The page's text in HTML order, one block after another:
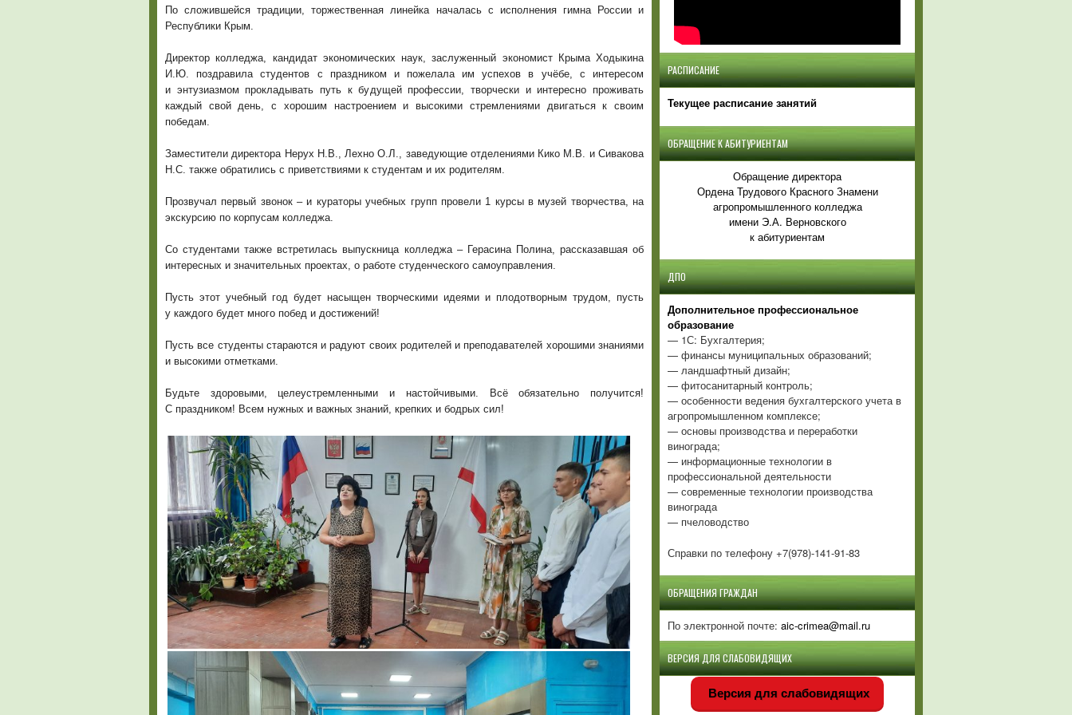
По сложившейся традиции, торжественная линейка началась с исполнения гимна России и
Республики Крым.
Директор колледжа, кандидат экономических наук, заслуженный экономист Крыма Ходыкина
И.Ю. поздравила студентов с праздником и пожелала им успехов в учёбе, с интересом
и энтузиазмом прокладывать путь к будущей профессии, творчески и интересно проживать
каждый свой день, с хорошим настроением и высокими стремлениями двигаться к своим
победам.
Заместители директора Нерух Н.В., Лехно О.Л., заведующие отделениями Кико М.В. и Сивакова
Н.С. также обратились с приветствиями к студентам и их родителям.
Прозвучал первый звонок – и кураторы учебных групп провели 1 курсы в музей творчества, на
экскурсию по корпусам колледжа.
Со студентами также встретилась выпускница колледжа – Герасина Полина, рассказавшая об
интересных и значительных проектах, о работе студенческого самоуправления.
Пусть этот учебный год будет насыщен творческими идеями и плодотворным трудом, пусть
у каждого будет много побед и достижений!
Пусть все студенты стараются и радуют своих родителей и преподавателей хорошими знаниями
и высокими отметками.
Будьте здоровыми, целеустремленными и настойчивыми. Всё обязательно получится!
С праздником! Всем нужных и важных знаний, крепких и бодрых сил!
РАСПИСАНИЕ
Текущее расписание занятий
ОБРАЩЕНИЕ К АБИТУРИЕНТАМ
Обращение директора
Ордена Трудового Красного Знамени
агропромышленного колледжа
имени Э.А. Верновского
к абитуриентам
ДПО
Дополнительное профессиональное
образование
— 1С: Бухгалтерия;
— финансы муниципальных образований;
— ландшафтный дизайн;
— фитосанитарный контроль;
— особенности ведения бухгалтерского учета в
агропромышленном комплексе;
— основы производства и переработки
винограда;
— информационные технологии в
профессиональной деятельности
— современные технологии производства
винограда
— пчеловодство
Справки по телефону +7(978)-141-91-83
ОБРАЩЕНИЯ ГРАЖДАН
По электронной почте: aic-crimea@mail.ru
ВЕРСИЯ ДЛЯ СЛАБОВИДЯЩИХ
Версия для слабовидящих